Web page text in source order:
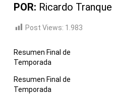
POR: Ricardo Tranque
Post Views: 1.983
Resumen Final de
Temporada
Resumen Final de
Temporada